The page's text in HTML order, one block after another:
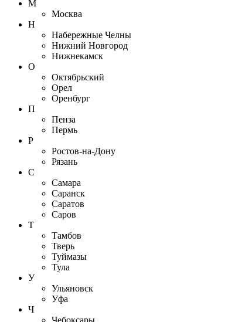
М
Москва
Н
Набережные Челны
Нижний Новгород
Нижнекамск
О
Октябрьский
Орел
Оренбург
П
Пенза
Пермь
Р
Ростов-на-Дону
Рязань
С
Самара
Саранск
Саратов
Саров
Т
Тамбов
Тверь
Туймазы
Тула
У
Ульяновск
Уфа
Ч
Чебоксары